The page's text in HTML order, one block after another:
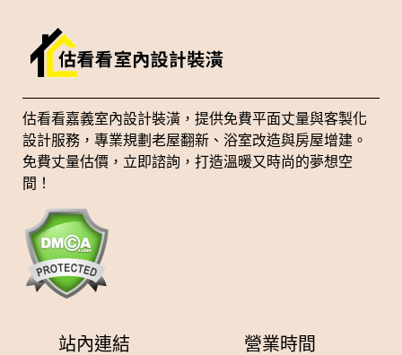
估看看嘉義室內設計裝潢，提供免費平面丈量與客製化
設計服務，專業規劃老屋翻新、浴室改造與房屋增建。
免費丈量估價，立即諮詢，打造溫暖又時尚的夢想空
間！
站內連結 營業時間